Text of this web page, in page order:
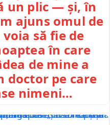
un plic — și, în
ajuns omul de
să fie de
în care
de mine a
doctor pe care
nimeni…